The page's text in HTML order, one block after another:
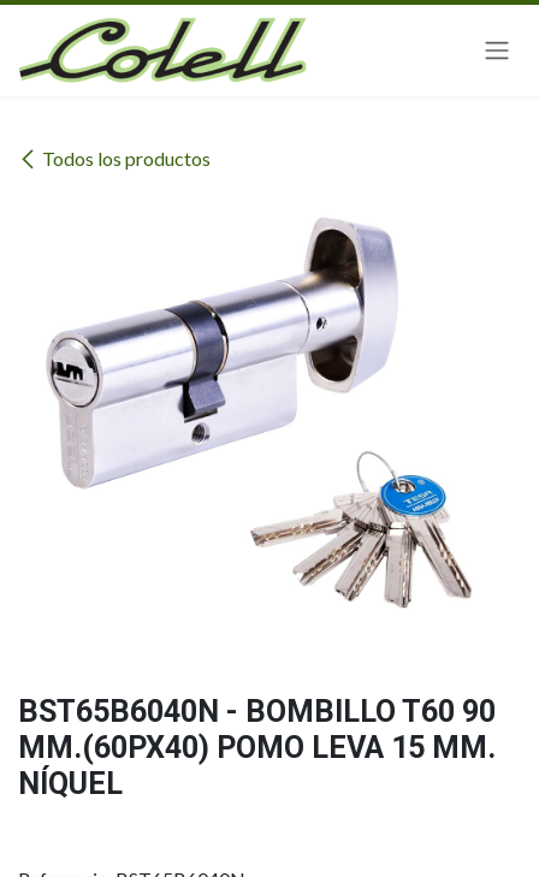
Ir al contenido
Todos los productos
BST65B6040N - BOMBILLO T60 90
MM.(60PX40) POMO LEVA 15 MM.
NÍQUEL